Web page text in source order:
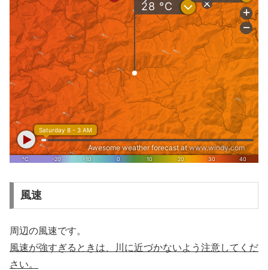
風速
周辺の風速です。
風速が強すぎるときは、川に近づかないよう注意してくだ
さい。